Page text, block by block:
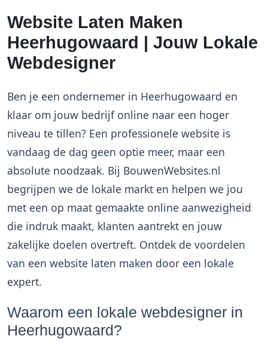
Website Laten Maken
Heerhugowaard | Jouw Lokale
Webdesigner
Ben je een ondernemer in Heerhugowaard en
klaar om jouw bedrijf online naar een hoger
niveau te tillen? Een professionele website is
vandaag de dag geen optie meer, maar een
absolute noodzaak. Bij BouwenWebsites.nl
begrijpen we de lokale markt en helpen we jou
met een op maat gemaakte online aanwezigheid
die indruk maakt, klanten aantrekt en jouw
zakelijke doelen overtreft. Ontdek de voordelen
van een website laten maken door een lokale
expert.
Waarom een lokale webdesigner in
Heerhugowaard?